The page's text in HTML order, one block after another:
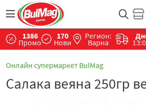
1386
Промо
170
Нови
Регион:
Варна
Онлайн супермаркет BulMag
Салака веяна 250гр